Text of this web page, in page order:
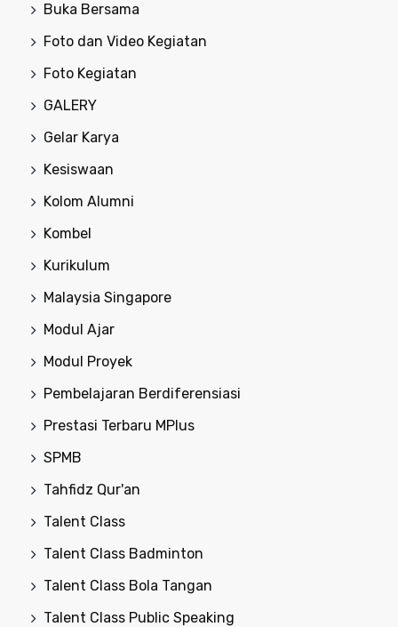
Buka Bersama
Foto dan Video Kegiatan
Foto Kegiatan
GALERY
Gelar Karya
Kesiswaan
Kolom Alumni
Kombel
Kurikulum
Malaysia Singapore
Modul Ajar
Modul Proyek
Pembelajaran Berdiferensiasi
Prestasi Terbaru MPlus
SPMB
Tahfidz Qur'an
Talent Class
Talent Class Badminton
Talent Class Bola Tangan
Talent Class Public Speaking